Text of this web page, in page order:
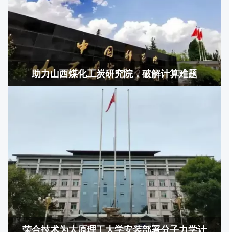
助力山西煤化工炭研究院，破解计算难题
荣合技术为太原理工大学安装部署分子力学计